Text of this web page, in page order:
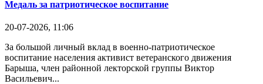
Медаль за патриотическое воспитание
20-07-2026, 11:06
За большой личный вклад в военно-патриотическое
воспитание населения активист ветеранского движения
Барыша, член районной лекторской группы Виктор
Васильевич...